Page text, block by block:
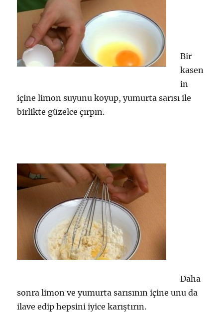
Bir
kasen
in
içine limon suyunu koyup, yumurta sarısı ile
birlikte güzelce çırpın.
Daha
sonra limon ve yumurta sarısının içine unu da
ilave edip hepsini iyice karıştırın.